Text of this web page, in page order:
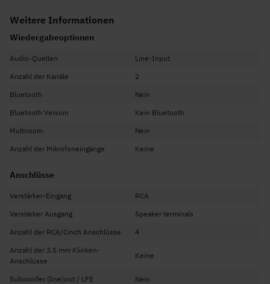
Technische Daten
Max. Leistung: 2x 200 Watt
Spannungsversorgung: 230 Vac/50 Hz
Impedanz: mindestens 4 Ohm
Lüfter für Verstärkerkühlung
Gewicht: 3,1 kg
Weitere Informationen
Wiedergabeoptionen
Audio-Quellen
Line-Input
Anzahl der Kanäle
2
Bluetooth
Nein
Bluetooth Version
Kein Bluetooth
Multiroom
Nein
Anzahl der Mikrofoneingänge
Keine
Anschlüsse
Verstärker-Eingang
RCA
Verstärker Ausgang
Speaker terminals
Anzahl der RCA/Cinch Anschlüsse
4
Anzahl der 3,5 mm Klinken-
Anschlüsse
Keine
Subwoofer (line)out / LFE
Nein